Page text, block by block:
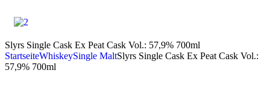
Slyrs Single Cask Ex Peat Cask Vol.: 57,9% 700ml
StartseiteWhiskeySingle MaltSlyrs Single Cask Ex Peat Cask Vol.:
57,9% 700ml